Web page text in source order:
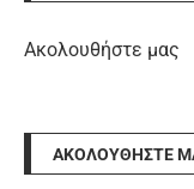
Ακολουθήστε μας
ΑΚΟΛΟΥΘΉΣΤΕ